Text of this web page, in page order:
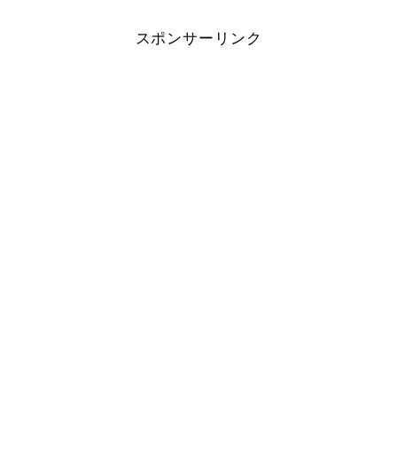
スポンサーリンク